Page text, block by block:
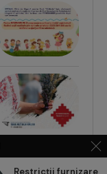
Restricții furnizare